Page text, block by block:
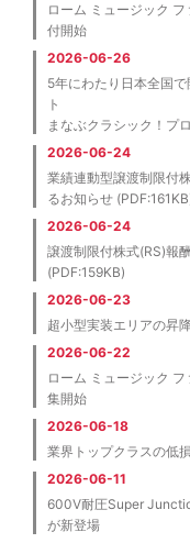
ローム ミュージック
付開始
2026-06-26
5年にわたり日本全国
ト
まなぶクラシック！プ
2026-06-24
業績連動型譲渡制限付
るお知らせ
2026-06-24
譲渡制限付株式(RS)報
(PDF:159KB)
2026-06-23
超小型実装エリアの昇
2026-06-22
ローム ミュージック
集開始
2026-06-18
業界トップクラスの低
2026-06-11
600V耐圧Super
が新登場